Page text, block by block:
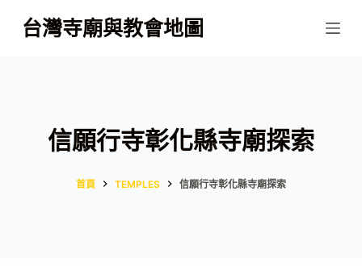
跳
至
台灣寺廟與教會地圖
信願行寺彰化縣寺廟探索
首頁 TEMPLES 信願行寺彰化縣寺廟探索